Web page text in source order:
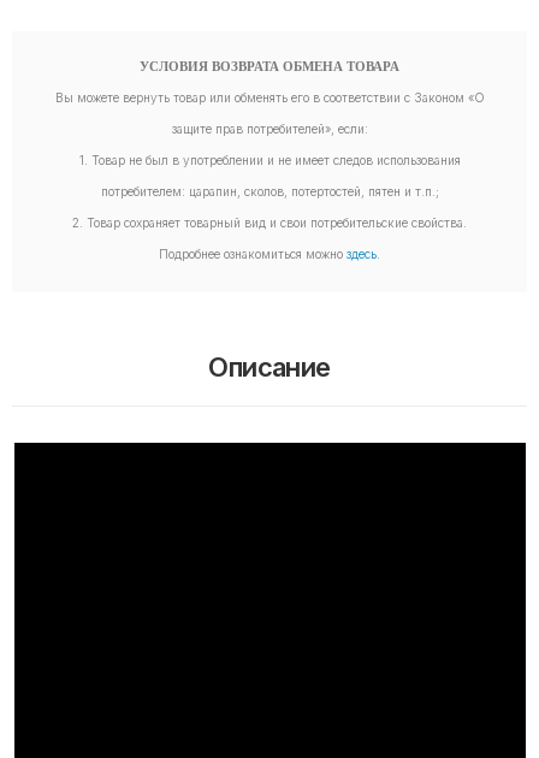
УСЛОВИЯ ВОЗВРАТА ОБМЕНА ТОВАРА
Вы можете вернуть товар или обменять его в соответствии с Законом «О
защите прав потребителей», если:
1. Товар не был в употреблении и не имеет следов использования
потребителем: царапин, сколов, потертостей, пятен и т.п.;
2. Товар сохраняет товарный вид и свои потребительские свойства.
Подробнее ознакомиться можно здесь
Описание